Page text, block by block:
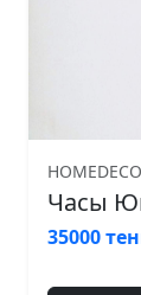
HOMEDECO
Часы
35000